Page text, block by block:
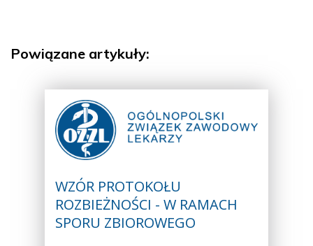
Powiązane artykuły:
WZÓR PROTOKOŁU
ROZBIEŻNOŚCI - W RAMACH
SPORU ZBIOROWEGO